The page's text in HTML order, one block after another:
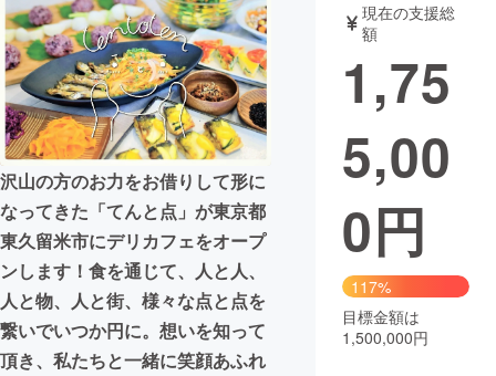
テクノロジー・ガジェット
映像・映画 書籍・雑誌
ビジネス・起業 チャレンジ
まちづくり・地域活性化
CAMPFIRE for Social Good
CAMPFIRE Creation
CAMPFIREふるさと納税machi-ya コミュニティ
沢山の方のお力をお借りして形に
なってきた「てんと点」が東京都
東久留米市にデリカフェをオープ
ンします！食を通じて、人と人、
人と物、人と街、様々な点と点を
繋いでいつか円に。想いを知って
頂き、私たちと一緒に笑顔あふれ
現在の支援総
額
1,75
5,00
0円
117%
目標金額は
1,500,000円